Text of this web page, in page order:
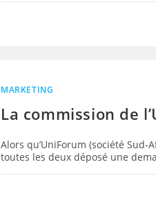
MARKETING
La commission de
Alors qu’UniForum (société
toutes les deux déposé une